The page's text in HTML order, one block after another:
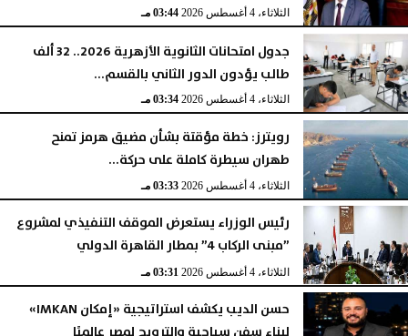
الثلاثاء، 4 أغسطس 2026 03:44 مـ
جدول امتحانات الثانوية الأزهرية 2026.. 32 ألف
طالب يؤدون الدور الثاني بالقسم...
الثلاثاء، 4 أغسطس 2026 03:34 مـ
رويترز: خطة مؤقتة بشأن مضيق هرمز تمنح
طهران سيطرة كاملة على حركة...
الثلاثاء، 4 أغسطس 2026 03:33 مـ
رئيس الوزراء يستعرض الموقف التنفيذي لمشروع
”مبنى الركاب 4” بمطار القاهرة الدولي
الثلاثاء، 4 أغسطس 2026 03:31 مـ
حسن الديب يكشف استراتيجية «إمكان IMKAN»